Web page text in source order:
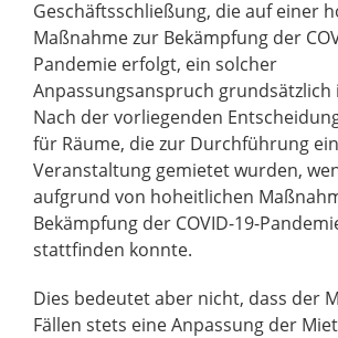
Geschäftsschließung, die auf einer
Maßnahme zur Bekämpfung der
Pandemie erfolgt, ein solcher
Anpassungsanspruch grundsätzlich
Nach der vorliegenden
für Räume, die zur Durchführung
Veranstaltung gemietet wurden,
aufgrund von hoheitlichen
Bekämpfung der COVID-19-
stattfinden konnte.
Dies bedeutet aber nicht, dass der
Fällen stets eine Anpassung der